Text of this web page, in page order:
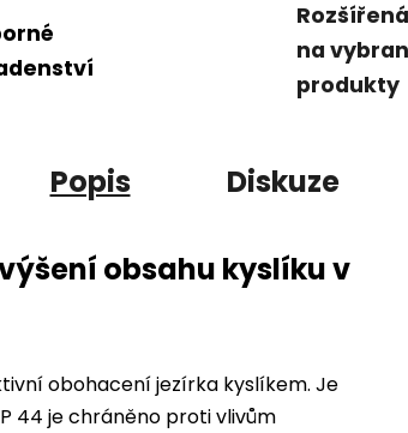
na
produkty
Popis Diskuze
obsahu kyslíku v
obohacení jezírka kyslíkem. Je
44 je chráněno proti vlivům